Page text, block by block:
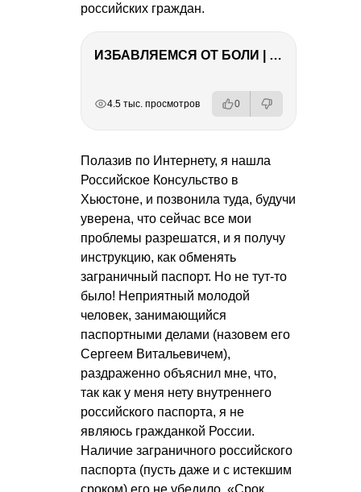
российских граждан.
ИЗБАВЛЯЕМСЯ ОТ БОЛИ | Важность режима и питания
4.5 тыс. просмотров 0
Полазив по Интернету, я нашла
Российское Консульство в
Хьюстоне, и позвонила туда, будучи
уверена, что сейчас все мои
проблемы разрешатся, и я получу
инструкцию, как обменять
заграничный паспорт. Но не тут-то
было! Неприятный молодой
человек, занимающийся
паспортными делами (назовем его
Сергеем Витальевичем),
раздраженно объяснил мне, что,
так как у меня нету внутреннего
российского паспорта, я не
являюсь гражданкой России.
Наличие заграничного российского
паспорта (пусть даже и с истекшим
сроком) его не убедило. «Срок